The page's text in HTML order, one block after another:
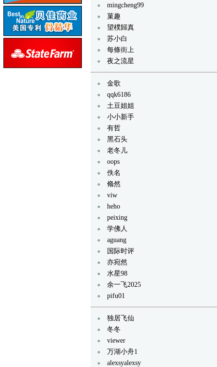
mingcheng99
菓趣
望樸歸真
苏小白
每條街上
夜之流星
金歌
qqk6186
土豆姐姐
小小新手
有哲
黑石头
老冬儿
oops
佚名
翛然
viw
heho
peixing
学佛人
aguang
国际时评
亦宛然
水星98
余一飞2025
pifu01
独居飞仙
冬冬
viewer
万湖小舟1
alexsyalexsy